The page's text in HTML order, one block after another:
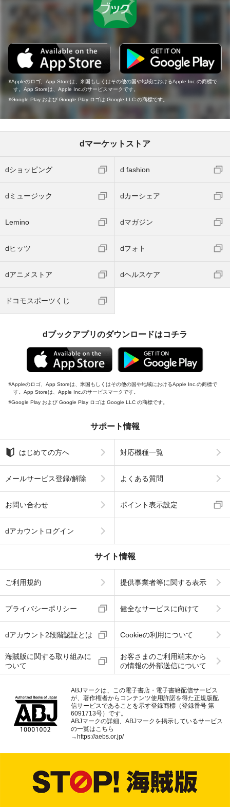
Appleのロゴ、App Storeは、米国もしくはその他の国や地域におけるApple Inc.の商標で
す。App Storeは、Apple Inc.のサービスマークです。
Google Play および Google Play ロゴは Google LLC の商標です。
dマーケットストア
dショッピング d fashion
dミュージック dカーシェア
Lemino dマガジン
dヒッツ dフォト
dアニメストア dヘルスケア
ドコモスポーツくじ
dブックアプリのダウンロードはコチラ
Appleのロゴ、App Storeは、米国もしくはその他の国や地域におけるApple Inc.の商標で
す。App Storeは、Apple Inc.のサービスマークです。
Google Play および Google Play ロゴは Google LLC の商標です。
サポート情報
はじめての方へ 対応機種一覧
メールサービス登録/解除 よくある質問
お問い合わせ ポイント表示設定
dアカウントログイン
サイト情報
ご利用規約 提供事業者等に関する表示
プライバシーポリシー 健全なサービスに向けて
dアカウント2段階認証とは Cookieの利用について
海賊版に関する取り組みに
ついて
お客さまのご利用端末から
の情報の外部送信について
ABJマークは、この電子書店・電子書籍配信サービス
が、著作権者からコンテンツ使用許諾を得た正規版配
信サービスであることを示す登録商標（登録番号 第
6091713号）です。
ABJマークの詳細、ABJマークを掲示しているサービス
の一覧はこちら
→ https://aebs.or.jp/